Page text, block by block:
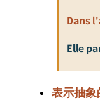
Dans
Elle
表示抽象